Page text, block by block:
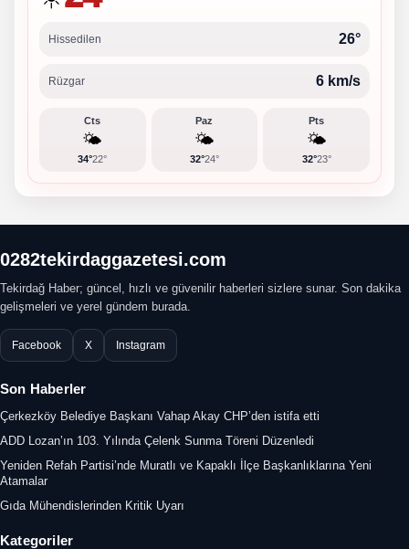
Hissedilen 26°
Rüzgar 6 km/s
Cts
🌤️
34°22°
Paz
🌤️
32°24°
Pts
🌤️
32°23°
0282tekirdaggazetesi.com
Tekirdağ Haber; güncel, hızlı ve güvenilir haberleri sizlere sunar. Son dakika
gelişmeleri ve yerel gündem burada.
Facebook X Instagram
Son Haberler
Çerkezköy Belediye Başkanı Vahap Akay CHP’den istifa etti
ADD Lozan’ın 103. Yılında Çelenk Sunma Töreni Düzenledi
Yeniden Refah Partisi’nde Muratlı ve Kapaklı İlçe Başkanlıklarına Yeni
Atamalar
Gıda Mühendislerinden Kritik Uyarı
Kategoriler